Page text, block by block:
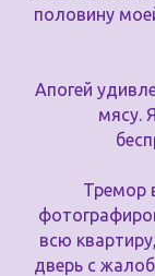
половину
Апогей
мясу.
Тремор
всю
дверь с